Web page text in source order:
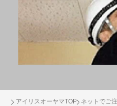
アイリスオーヤマTOP ネットでご